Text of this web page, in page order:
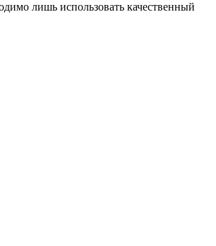
лишь использовать качественный